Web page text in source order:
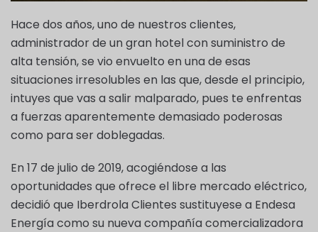
Hace dos años, uno de nuestros clientes,
administrador de un gran hotel con suministro de
alta tensión, se vio envuelto en una de esas
situaciones irresolubles en las que, desde el principio,
intuyes que vas a salir malparado, pues te enfrentas
a fuerzas aparentemente demasiado poderosas
como para ser doblegadas.
En 17 de julio de 2019, acogiéndose a las
oportunidades que ofrece el libre mercado eléctrico,
decidió que Iberdrola Clientes sustituyese a Endesa
Energía como su nueva compañía comercializadora